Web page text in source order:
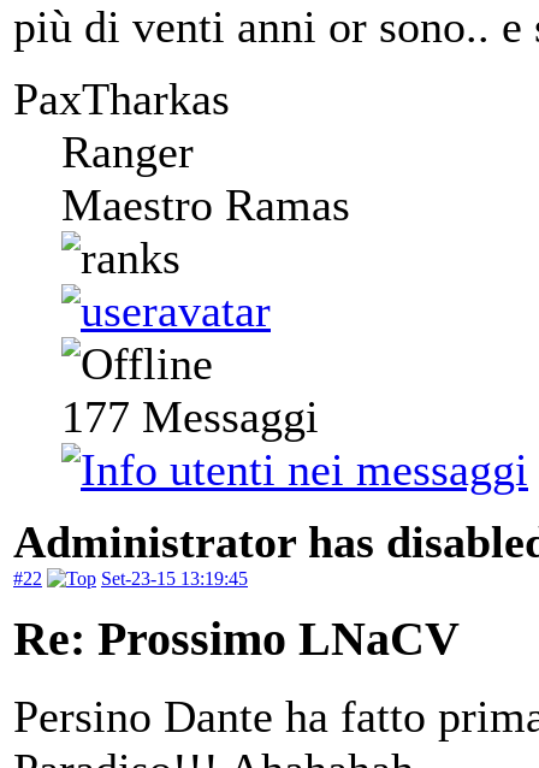
più di venti anni or sono.. e
PaxTharkas
Ranger
Maestro Ramas
177 Messaggi
Administrator has
#22 Set-23-15 13:19:45
Re: Prossimo LNaCV
Persino Dante ha fatto